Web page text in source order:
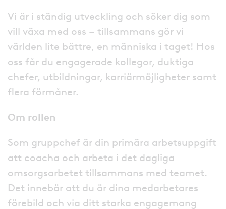
Vi är i ständig utveckling och söker dig som
vill växa med oss – tillsammans gör vi
världen lite bättre, en människa i taget! Hos
oss får du engagerade kollegor, duktiga
chefer, utbildningar, karriärmöjligheter samt
flera förmåner.
Om rollen
Som gruppchef är din primära arbetsuppgift
att coacha och arbeta i det dagliga
omsorgsarbetet tillsammans med teamet.
Det innebär att du är dina medarbetares
förebild och via ditt starka engagemang